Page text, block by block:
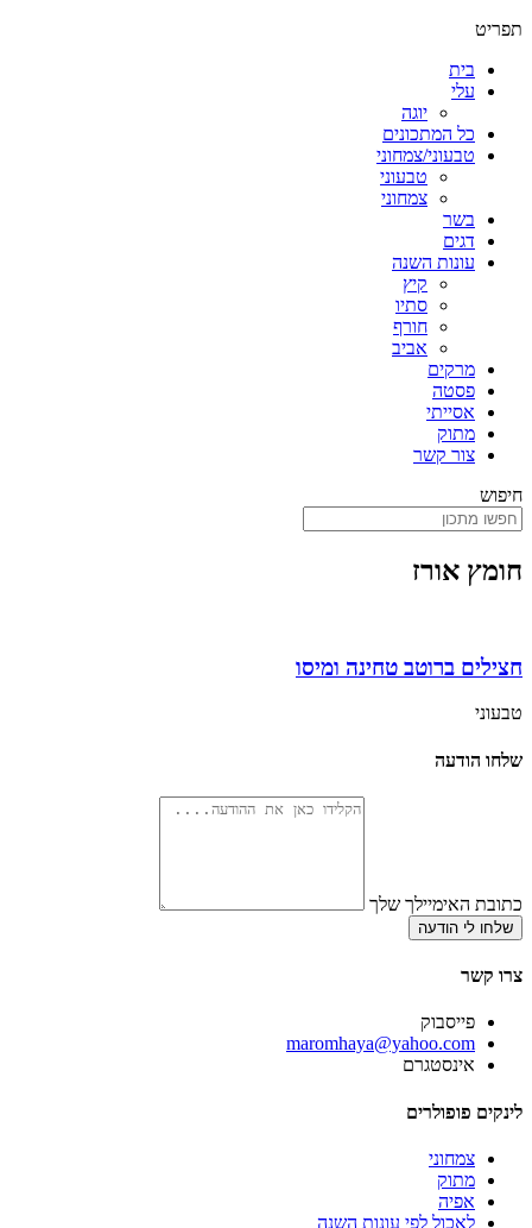
תפריט
בית
עלי
יוגה
כל המתכונים
טבעוני/צמחוני
טבעוני
צמחוני
בשר
דגים
עונות השנה
קיץ
סתיו
חורף
אביב
מרקים
פסטה
אסייתי
מתוק
צור קשר
חיפוש
חומץ אורז
חצילים ברוטב טחינה ומיסו
טבעוני
שלחו הודעה
כתובת האימיילך שלך
שלחו לי הודעה
צרו קשר
פייסבוק
‫maromhaya@yahoo.com
אינסטגרם
לינקים פופולרים
צמחוני
מתוק
אפיה
לאכול לפי עונות השנה